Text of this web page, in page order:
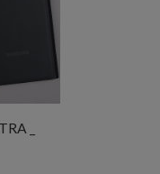
_